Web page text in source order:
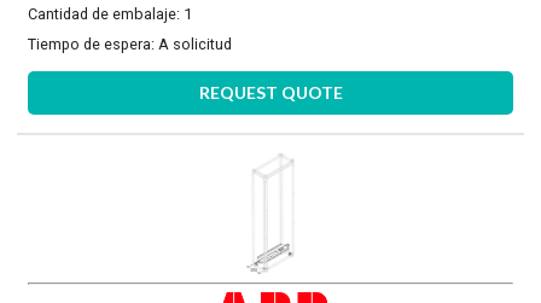
Cantidad de embalaje: 1
Tiempo de espera:A solicitud
REQUEST QUOTE